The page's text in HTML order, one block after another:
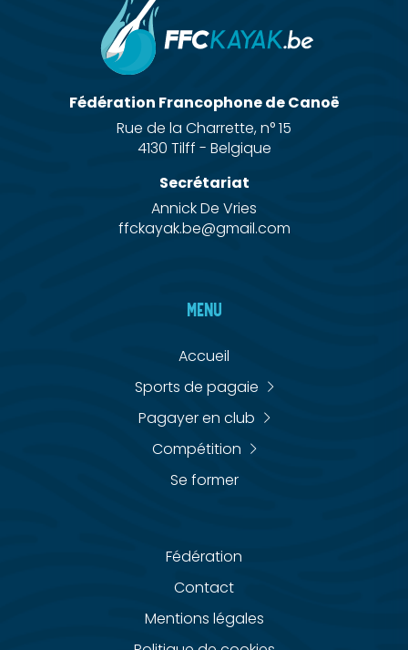
Fédération Francophone de Canoë
Rue de la Charrette, n° 15
4130 Tilff - Belgique
Secrétariat
Annick De Vries
ffckayak.be@gmail.com
MENU
Accueil
Sports de pagaie
Pagayer en club
Compétition
Se former
Fédération
Contact
Mentions légales